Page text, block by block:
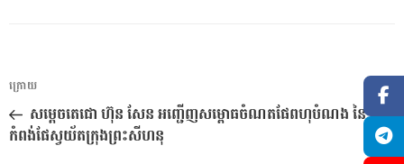
ការ​
នាំទិស​
ប្រកាស
អត្ថបទ
មុន
ក្រោយ
សម្តេចតេជោ ហ៊ុន សែន អញ្ជើញសម្ពោធចំណតផែពហុបំណង នៃ
កំពង់ផែស្វយ័តក្រុងព្រះសីហនុ